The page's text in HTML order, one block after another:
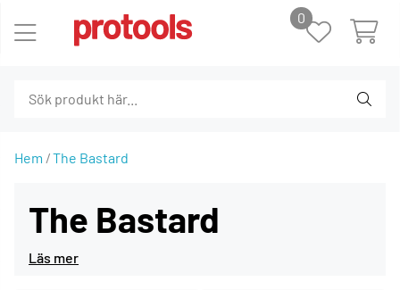
0
Hem The Bastard
The Bastard